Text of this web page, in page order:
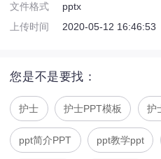
文件格式
pptx
上传时间
2020-05-12 16:46:53
您是不是要找：
护士 护士PPT模板 护
ppt简介PPT ppt教学ppt